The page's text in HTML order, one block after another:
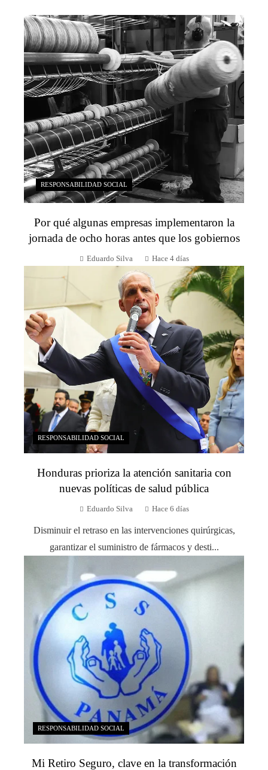
RESPONSABILIDAD SOCIAL
Por qué algunas empresas implementaron la
jornada de ocho horas antes que los gobiernos
Eduardo Silva Hace 4 días
RESPONSABILIDAD SOCIAL
Honduras prioriza la atención sanitaria con
nuevas políticas de salud pública
Eduardo Silva Hace 6 días
Disminuir el retraso en las intervenciones quirúrgicas,
garantizar el suministro de fármacos y desti...
RESPONSABILIDAD SOCIAL
Mi Retiro Seguro, clave en la transformación